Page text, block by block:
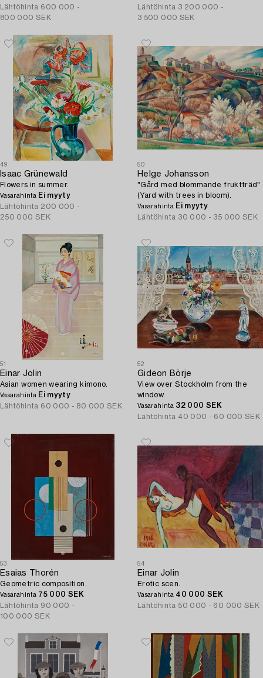
Lähtöhinta 600 000 -
800 000 SEK
Lähtöhinta 3 200 000 -
3 500 000 SEK
49
Isaac Grünewald
Flowers in summer.
Vasarahinta Ei myyty
Lähtöhinta 200 000 -
250 000 SEK
50
Helge Johansson
"Gård med blommande fruktträd"
(Yard with trees in bloom).
Vasarahinta Ei myyty
Lähtöhinta 30 000 - 35 000 SEK
51
Einar Jolin
Asian women wearing kimono.
Vasarahinta Ei myyty
Lähtöhinta 60 000 - 80 000 SEK
52
Gideon Börje
View over Stockholm from the
window.
Vasarahinta 32 000 SEK
Lähtöhinta 40 000 - 60 000 SEK
53
Esaias Thorén
Geometric composition.
Vasarahinta 75 000 SEK
Lähtöhinta 90 000 -
100 000 SEK
54
Einar Jolin
Erotic scen.
Vasarahinta 40 000 SEK
Lähtöhinta 50 000 - 60 000 SEK